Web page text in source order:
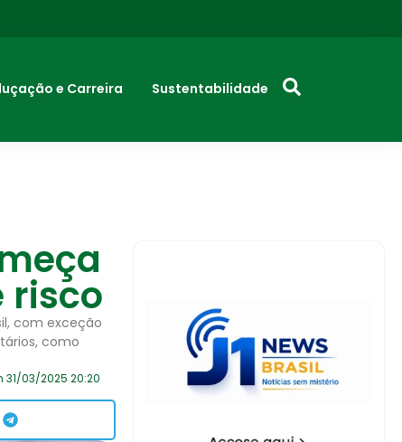
e Carreira Sustentabilidade
risco
com exceção
como
03/2025 20:20